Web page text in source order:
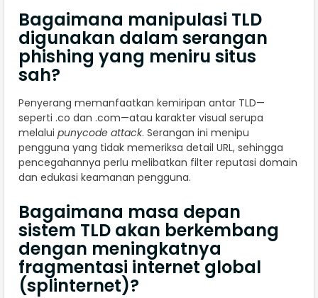
Bagaimana manipulasi TLD
digunakan dalam serangan
phishing yang meniru situs
sah?
Penyerang memanfaatkan kemiripan antar TLD—
seperti .co dan .com—atau karakter visual serupa
melalui punycode attack. Serangan ini menipu
pengguna yang tidak memeriksa detail URL, sehingga
pencegahannya perlu melibatkan filter reputasi domain
dan edukasi keamanan pengguna.
Bagaimana masa depan
sistem TLD akan berkembang
dengan meningkatnya
fragmentasi internet global
(splinternet)?